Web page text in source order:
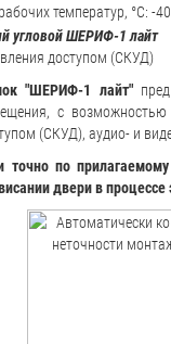
температур, °С:
угловой ШЕРИФ-1 лайт
доступом (СКУД)
"ШЕРИФ-1 лайт"
с
(СКУД), аудио- и
точно по
двери в процессе